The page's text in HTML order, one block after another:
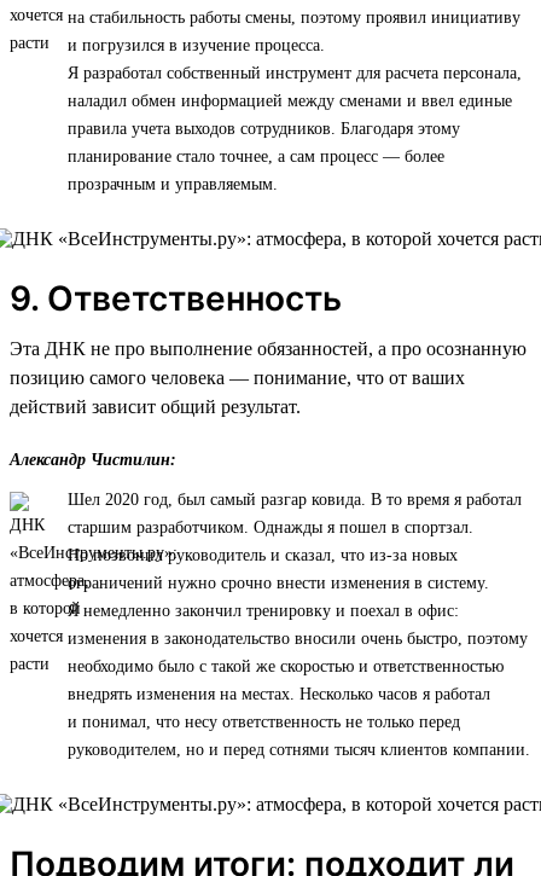
на стабильность работы смены, поэтому проявил инициативу
и погрузился в изучение процесса.
Я разработал собственный инструмент для расчета персонала,
наладил обмен информацией между сменами и ввел единые
правила учета выходов сотрудников. Благодаря этому
планирование стало точнее, а сам процесс — более
прозрачным и управляемым.
9. Ответственность
Эта ДНК не про выполнение обязанностей, а про осознанную
позицию самого человека — понимание, что от ваших
действий зависит общий результат.
Александр Чистилин:
Шел 2020 год, был самый разгар ковида. В то время я работал
старшим разработчиком. Однажды я пошел в спортзал.
Но позвонил руководитель и сказал, что из-за новых
ограничений нужно срочно внести изменения в систему.
Я немедленно закончил тренировку и поехал в офис:
изменения в законодательство вносили очень быстро, поэтому
необходимо было с такой же скоростью и ответственностью
внедрять изменения на местах. Несколько часов я работал
и понимал, что несу ответственность не только перед
руководителем, но и перед сотнями тысяч клиентов компании.
Подводим итоги: подходит ли